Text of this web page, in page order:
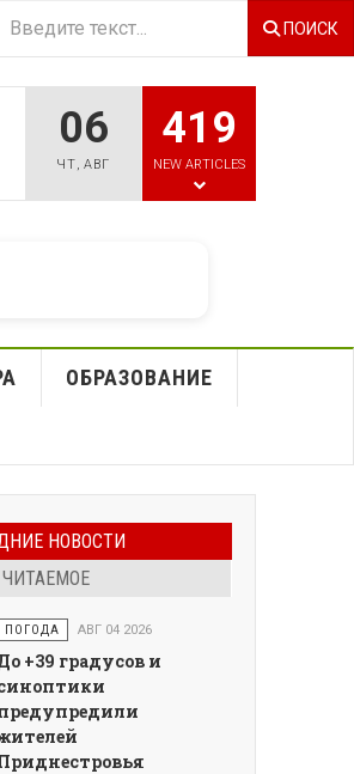
ПОИСК
06
ЧТ,АВГ
419
NEW ARTICLES
ОБРАЗОВАНИЕ
НОВОСТИ
ПОГОДА АВГ 04 2026
+39 градусов и